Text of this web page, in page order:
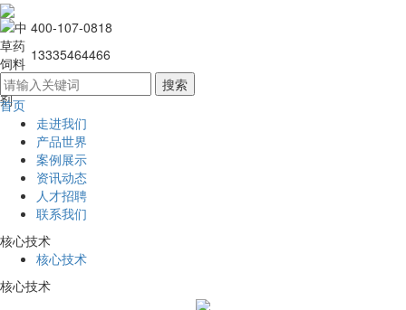
400-107-0818
13335464466
首页
走进我们
产品世界
案例展示
资讯动态
人才招聘
联系我们
核心技术
核心技术
核心技术